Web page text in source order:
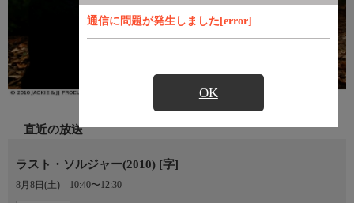
通信に問題が発生しました[error]
OK
直近の放送
ラスト・ソルジャー(2010) [字]
8月8日(土) 10:40〜12:30